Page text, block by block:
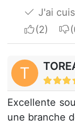
J'ai
I
T
Excellente
une branche